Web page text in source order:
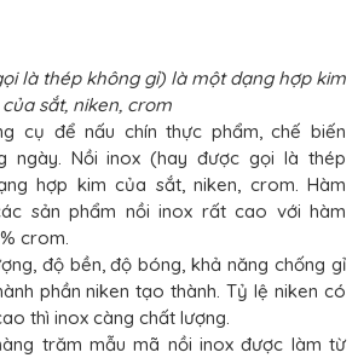
là thép không gỉ) là một dạng hợp kim
của sắt, niken, crom
cụ để nấu chín thực phẩm, chế biến
ngày. Nồi inox (hay được gọi là thép
hợp kim của sắt, niken, crom. Hàm
sản phẩm nồi inox rất cao với hàm
crom.
độ bền, độ bóng, khả năng chống gỉ
phần niken tạo thành. Tỷ lệ niken có
thì inox càng chất lượng.
trăm mẫu mã nồi inox được làm từ